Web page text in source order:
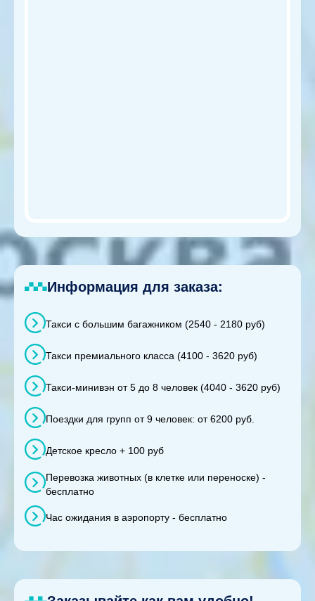
Информация для заказа:
Такси с большим багажником (2540 - 2180 руб)
Такси премиального класса (4100 - 3620 руб)
Такси-минивэн от 5 до 8 человек (4040 - 3620 руб)
Поездки для групп от 9 человек: от 6200 руб.
Детское кресло + 100 руб
Перевозка животных (в клетке или переноске) -
бесплатно
Час ожидания в аэропорту - бесплатно